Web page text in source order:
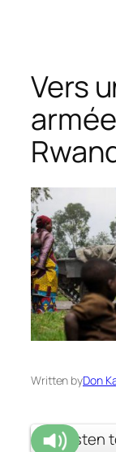
Vers
Written byDon
Listen